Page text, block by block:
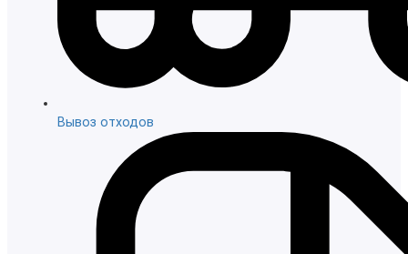
Вывоз отходов